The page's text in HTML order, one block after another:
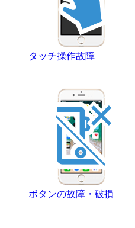
タッチ操作故障
ボタンの故障・破損